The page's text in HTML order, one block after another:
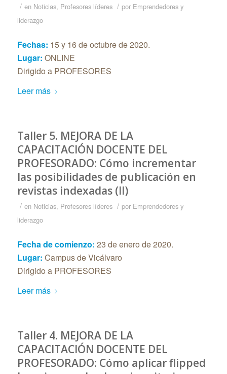
/ en Noticias, Profesores líderes / por Emprendedores y
liderazgo
Fechas: 15 y 16 de octubre de 2020.
Lugar: ONLINE
Dirigido a PROFESORES
Leer más
Taller 5. MEJORA DE LA
CAPACITACIÓN DOCENTE DEL
PROFESORADO: Cómo incrementar
las posibilidades de publicación en
revistas indexadas (II)
/ en Noticias, Profesores líderes / por Emprendedores y
liderazgo
Fecha de comienzo: 23 de enero de 2020.
Lugar: Campus de Vicálvaro
Dirigido a PROFESORES
Leer más
Taller 4. MEJORA DE LA
CAPACITACIÓN DOCENTE DEL
PROFESORADO: Cómo aplicar flipped